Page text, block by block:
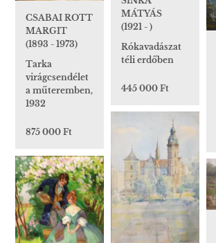
CSABAI ROTT
MARGIT
(1893 - 1973)
Tarka
virágcsendélet
a műteremben,
1932
875 000 Ft
MÁTYÁS
(1921 - )
Rókavadászat
téli erdőben
445 000 Ft